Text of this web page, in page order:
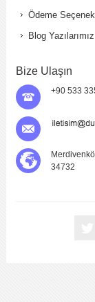
Ödeme
Blog Yazılarımız
Bize Ulaşın
+90 533
34732